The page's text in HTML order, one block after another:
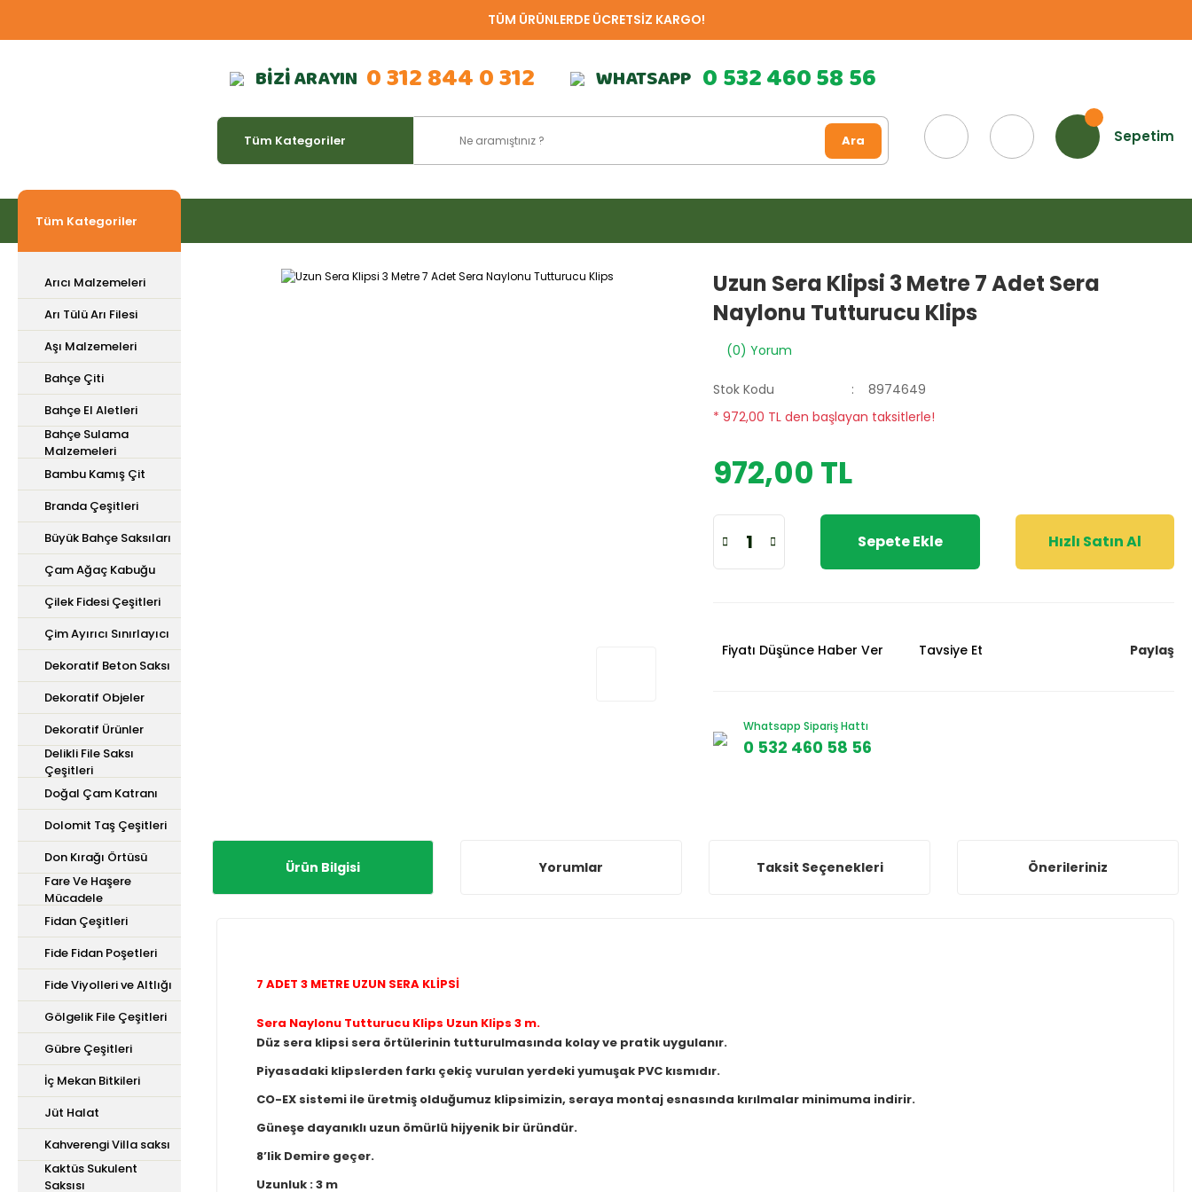
TÜM ÜRÜNLERDE ÜCRETSİZ KARGO!
BİZİ ARAYIN 0 312 844 0 312 WHATSAPP 0 532 460 58 56
Ara Sepetim
Tüm Kategoriler
Arıcı Malzemeleri
Arı Tülü Arı Filesi
Aşı Malzemeleri
Bahçe Çiti
Bahçe El Aletleri
Bahçe Sulama
Malzemeleri
Bambu Kamış Çit
Branda Çeşitleri
Büyük Bahçe Saksıları
Çam Ağaç Kabuğu
Çilek Fidesi Çeşitleri
Çim Ayırıcı Sınırlayıcı
Dekoratif Beton Saksı
Dekoratif Objeler
Dekoratif Ürünler
Delikli File Saksı
Çeşitleri
Doğal Çam Katranı
Dolomit Taş Çeşitleri
Don Kırağı Örtüsü
Fare Ve Haşere
Mücadele
Fidan Çeşitleri
Fide Fidan Poşetleri
Fide Viyolleri ve Altlığı
Gölgelik File Çeşitleri
Gübre Çeşitleri
İç Mekan Bitkileri
Jüt Halat
Kahverengi Villa saksı
Kaktüs Sukulent
Saksısı
Uzun Sera Klipsi 3 Metre 7 Adet Sera
Naylonu Tutturucu Klips
(0) Yorum
Stok Kodu
8974649
* 972,00 TL den başlayan taksitlerle!
972,00 TL
Sepete Ekle Hızlı Satın Al
Fiyatı Düşünce Haber Ver Tavsiye Et Paylaş
Whatsapp Sipariş Hattı
0 532 460 58 56
Ürün Bilgisi Yorumlar Taksit Seçenekleri Önerileriniz
7 ADET 3 METRE UZUN SERA KLİPSİ
Sera Naylonu Tutturucu Klips Uzun Klips 3 m.
Düz sera klipsi sera örtülerinin tutturulmasında kolay ve pratik uygulanır.
Piyasadaki klipslerden farkı çekiç vurulan yerdeki yumuşak PVC kısmıdır.
CO-EX sistemi ile üretmiş olduğumuz klipsimizin, seraya montaj esnasında kırılmalar minimuma indirir.
Güneşe dayanıklı uzun ömürlü hijyenik bir üründür.
8’lik Demire geçer.
Uzunluk : 3 m